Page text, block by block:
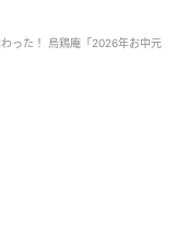
日11時〜8月17日
った！ 烏鶏庵「2026年お中元